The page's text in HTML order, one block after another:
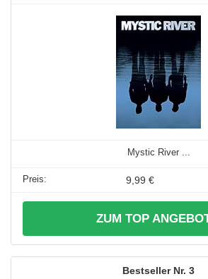
Mystic River ...
9,99 €
ZUM TOP
3